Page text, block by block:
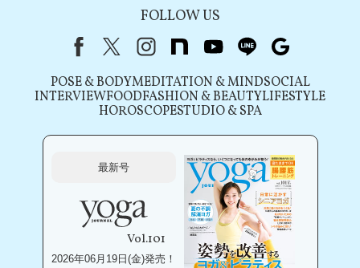
FOLLOW US
FacebookX（旧Twitter）
instagram
note youtubeline
POSE & BODYMEDITATION & MINDSOCIAL
INTERVIEWFOODFASHION & BEAUTYLIFESTYLE
HOROSCOPESTUDIO & SPA
最新号
Vol.101
2026年06月19日(金)発売！